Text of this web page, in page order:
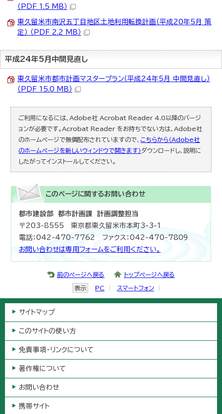
（PDF 1.5 MB）
東久留米市南沢五丁目地区土地利用転換計画（平成20年5月 策
定） （PDF 2.2 MB）
平成24年5月中間見直し
東久留米市都市計画マスタープラン（平成24年5月 中間見直し）
（PDF 15.0 MB）
ご利用になるには、Adobe社 Acrobat Reader 4.0以降のバージ
ョンが必要です。Acrobat Reader をお持ちでない方は、Adobe社
のホームページで無償配布されていますので、 こちらから（Adobe社
のホームページを新しいウィンドウで開きます）ダウンロードし、説明に
したがってインストールしてください。
このページに関するお問い合わせ
都市建設部 都市計画課 計画調整担当
〒203-8555 東京都東久留米市本町3-3-1
電話：042-470-7762 ファクス：042-470-7809
お問い合わせは専用フォームをご利用ください。
前のページへ戻る トップページへ戻る
表示 PC スマートフォン
サイトマップ
このサイトの使い方
免責事項・リンクについて
著作権について
お問い合わせ
携帯サイト